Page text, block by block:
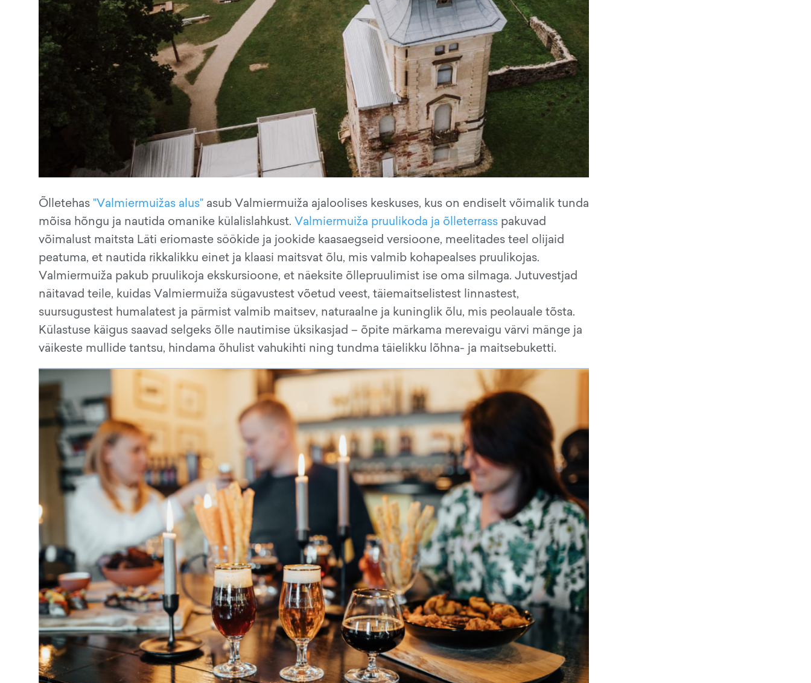
Õlletehas"Valmiermuižas alus" asub Valmiermuiža ajaloolises keskuses, kus on endiselt võimalik tunda
mõisa hõngu ja nautida omanike külalislahkust. Valmiermuiža pruulikoda ja õlleterrass pakuvad
võimalust maitsta Läti eriomaste söökide ja jookide kaasaegseid versioone, meelitades teel olijaid
peatuma, et nautida rikkalikku einet ja klaasi maitsvat õlu, mis valmib kohapealses pruulikojas.
Valmiermuiža pakub pruulikoja ekskursioone, et näeksite õllepruulimist ise oma silmaga. Jutuvestjad
näitavad teile, kuidas Valmiermuiža sügavustest võetud veest, täiemaitselistest linnastest,
suursugustest humalatest ja pärmist valmib maitsev, naturaalne ja kuninglik õlu, mis peolauale tõsta.
Külastuse käigus saavad selgeks õlle nautimise üksikasjad – õpite märkama merevaigu värvi mänge ja
väikeste mullide tantsu, hindama õhulist vahukihti ning tundma täielikku lõhna- ja maitsebuketti.